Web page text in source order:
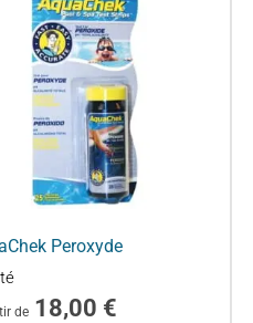
Peroxyde
de 18,00 €